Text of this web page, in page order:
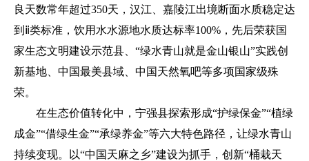
良天数常年超过350天，汉江、嘉陵江出境断面水质稳定达
到ⅱ类标准，饮用水水源地水质达标率100%，先后荣获国
家生态文明建设示范县、“绿水青山就是金山银山”实践创
新基地、中国最美县域、中国天然氧吧等多项国家级殊
荣。
在生态价值转化中，宁强县探索形成“护绿保金”“植绿
成金”“借绿生金”“承绿养金”等六大特色路径，让绿水青山
持续变现。以“中国天麻之乡”建设为抓手，创新“桶栽天